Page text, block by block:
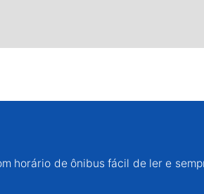
horário de ônibus fácil de ler e